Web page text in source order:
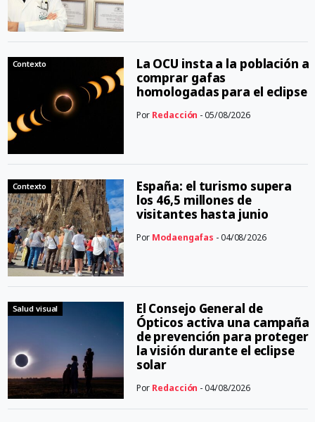
Contexto
La OCU insta a la población a
comprar gafas
homologadas para el eclipse
Por Redacción - 05/08/2026
Contexto
España: el turismo supera
los 46,5 millones de
visitantes hasta junio
Por Modaengafas - 04/08/2026
Salud visual
El Consejo General de
Ópticos activa una campaña
de prevención para proteger
la visión durante el eclipse
solar
Por Redacción - 04/08/2026